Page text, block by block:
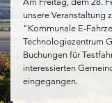
unsere Veranstaltung
"Kommunale E-
Technologiezentrum
Buchungen für
interessierten
eingegangen.